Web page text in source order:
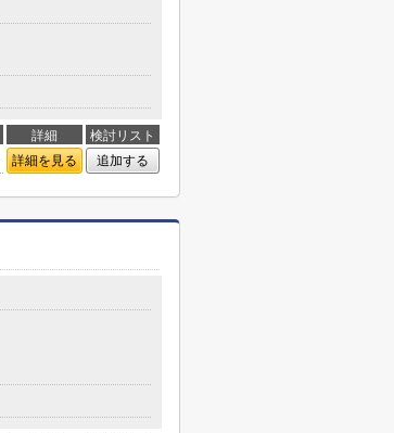
詳細
検討リスト
詳細を見る 追加する